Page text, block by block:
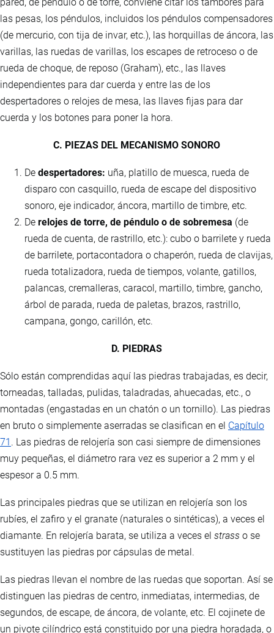
pared, de péndulo o de torre, conviene citar los tambores para
las pesas, los péndulos, incluidos los péndulos compensadores
(de mercurio, con tija de invar, etc.), las horquillas de áncora, las
varillas, las ruedas de varillas, los escapes de retroceso o de
rueda de choque, de reposo (Graham), etc., las llaves
independientes para dar cuerda y entre las de los
despertadores o relojes de mesa, las llaves fijas para dar
cuerda y los botones para poner la hora.
C. PIEZAS DEL MECANISMO SONORO
De despertadores: uña, platillo de muesca, rueda de
disparo con casquillo, rueda de escape del dispositivo
sonoro, eje indicador, áncora, martillo de timbre, etc.
De relojes de torre, de péndulo o de sobremesa (de
rueda de cuenta, de rastrillo, etc.): cubo o barrilete y rueda
de barrilete, portacontadora o chaperón, rueda de clavijas,
rueda totalizadora, rueda de tiempos, volante, gatillos,
palancas, cremalleras, caracol, martillo, timbre, gancho,
árbol de parada, rueda de paletas, brazos, rastrillo,
campana, gongo, carillón, etc.
D. PIEDRAS
Sólo están comprendidas aquí las piedras trabajadas, es decir,
torneadas, talladas, pulidas, taladradas, ahuecadas, etc., o
montadas (engastadas en un chatón o un tornillo). Las piedras
en bruto o simplemente aserradas se clasifican en el Capítulo
71 . Las piedras de relojería son casi siempre de dimensiones
muy pequeñas, el diámetro rara vez es superior a 2 mm y el
espesor a 0.5 mm.
Las principales piedras que se utilizan en relojería son los
rubíes, el zafiro y el granate (naturales o sintéticas), a veces el
diamante. En relojería barata, se utiliza a veces el strass o se
sustituyen las piedras por cápsulas de metal.
Las piedras llevan el nombre de las ruedas que soportan. Así se
distinguen las piedras de centro, inmediatas, intermedias, de
segundos, de escape, de áncora, de volante, etc. El cojinete de
un pivote cilíndrico está constituido por una piedra horadada, o